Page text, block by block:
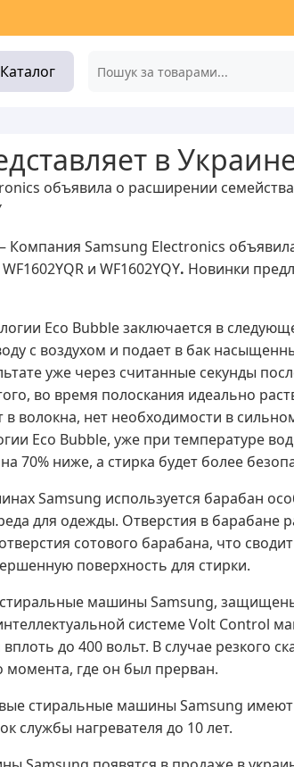
Каталог
в
объявила о расширении
Компания Samsung Electronics
и WF1602YQY. Новинки
Eco Bubble заключается в
с воздухом и подает в бак
уже через считанные секунды
во время полоскания идеально
волокна, нет необходимости в
Eco Bubble, уже при температуре
70% ниже, а стирка будет более
Samsung используется барабан
для одежды. Отверстия в
сотового барабана, что
поверхность для стирки.
машины Samsung,
системе Volt Control
до 400 вольт. В случае резкого
момента, где он был прерван.
стиральные машины Samsung
службы нагревателя до 10 лет.